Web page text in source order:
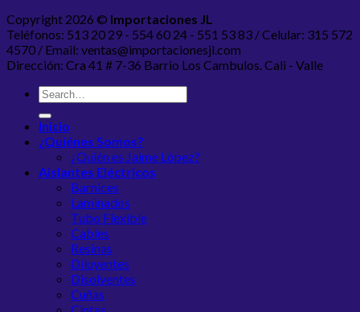
Copyright 2026 © Importaciones JL
Teléfonos: 513 20 29 - 554 60 24 - 551 53 83 / Celular: 315 572
4570 / Email: ventas@importacionesjl.com
Dirección: Cra 41 # 7-36 Barrio Los Cambulos. Cali - Valle
Inicio
¿Quiénes Somos?
¿Quién es Jaime López?
Aislantes Eléctricos
Barnices
Laminados
Tubo Flexible
Cables
Resinas
Diluyentes
Disolventes
Cuñas